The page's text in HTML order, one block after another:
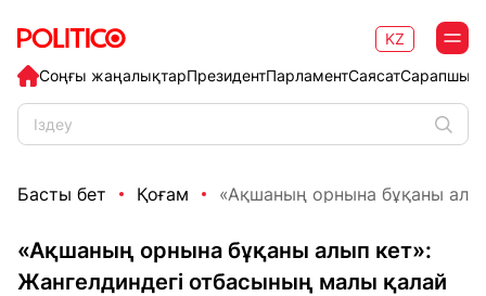
Соңғы жаңалықтарПрезидентПарламентСаясат
KZ
Басты бет Қоғам «Ақшаның орнына бұқаны
«Ақшаның орнына бұқаны алып кет»:
Жангелдиндегі отбасының малы қалай